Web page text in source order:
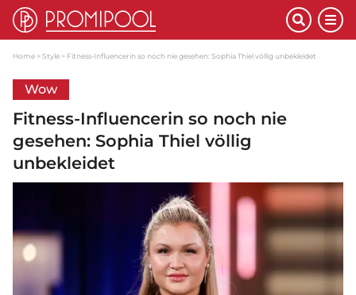
Home Style Fitness-Influencerin so noch nie gesehen: Sophia Thiel völlig unbekleidet
Wow
Fitness-Influencerin so noch nie
gesehen: Sophia Thiel völlig
unbekleidet